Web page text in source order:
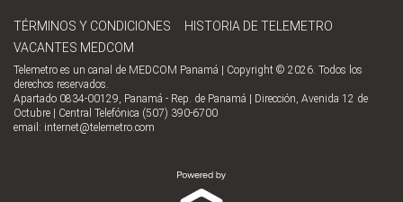
TÉRMINOS Y CONDICIONES
HISTORIA DE TELEMETRO
VACANTES MEDCOM
Telemetro es un canal de MEDCOM Panamá | Copyright © 2026. Todos los
derechos reservados.
Apartado 0834-00129, Panamá - Rep. de Panamá | Dirección, Avenida 12 de
Octubre | Central Telefónica (507) 390-6700
email: internet@telemetro.com